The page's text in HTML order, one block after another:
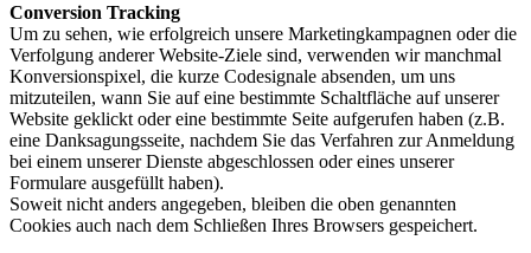
Conversion Tracking
Um zu sehen, wie erfolgreich unsere Marketingkampagnen oder die
Verfolgung anderer Website-Ziele sind, verwenden wir manchmal
Konversionspixel, die kurze Codesignale absenden, um uns
mitzuteilen, wann Sie auf eine bestimmte Schaltfläche auf unserer
Website geklickt oder eine bestimmte Seite aufgerufen haben (z.B.
eine Danksagungsseite, nachdem Sie das Verfahren zur Anmeldung
bei einem unserer Dienste abgeschlossen oder eines unserer
Formulare ausgefüllt haben).
Soweit nicht anders angegeben, bleiben die oben genannten
Cookies auch nach dem Schließen Ihres Browsers gespeichert.